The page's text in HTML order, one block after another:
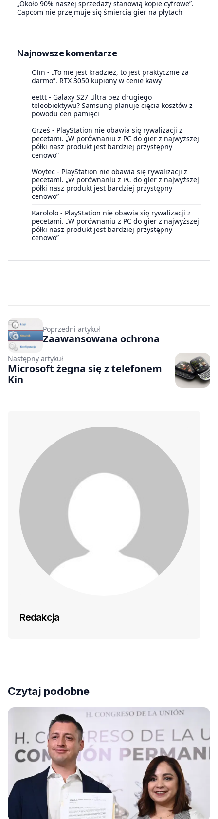
„Około 90% naszej sprzedaży stanowią kopie cyfrowe”.
Capcom nie przejmuje się śmiercią gier na płytach
Najnowsze komentarze
Olin - „To nie jest kradzież, to jest praktycznie za
darmo”. RTX 3050 kupiony w cenie kawy
eettt - Galaxy S27 Ultra bez drugiego
teleobiektywu? Samsung planuje cięcia kosztów z
powodu cen pamięci
Grześ - PlayStation nie obawia się rywalizacji z
pecetami. „W porównaniu z PC do gier z najwyższej
półki nasz produkt jest bardziej przystępny
cenowo”
Woytec - PlayStation nie obawia się rywalizacji z
pecetami. „W porównaniu z PC do gier z najwyższej
półki nasz produkt jest bardziej przystępny
cenowo”
Karololo - PlayStation nie obawia się rywalizacji z
pecetami. „W porównaniu z PC do gier z najwyższej
półki nasz produkt jest bardziej przystępny
cenowo”
Poprzedni artykuł
Zaawansowana ochrona
Następny artykuł
Microsoft żegna się z telefonem
Kin
Redakcja
Czytaj podobne